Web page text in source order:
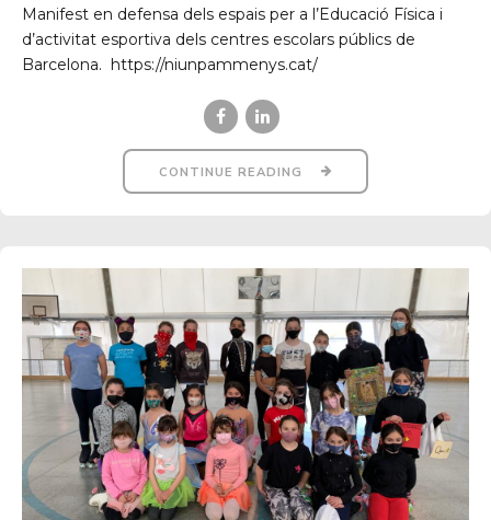
Manifest en defensa dels espais per a l’Educació Física i
d’activitat esportiva dels centres escolars públics de
Barcelona. https://niunpammenys.cat/
CONTINUE READING